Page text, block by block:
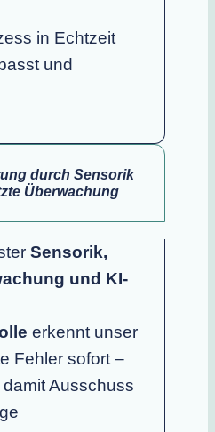
in Echtzeit
und
durch Sensorik
Überwachung
Sensorik,
und KI-
erkennt unser
Fehler sofort –
Ausschuss